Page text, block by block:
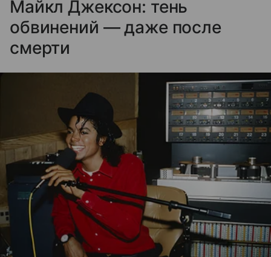
Майкл Джексон: тень
обвинений — даже после
смерти